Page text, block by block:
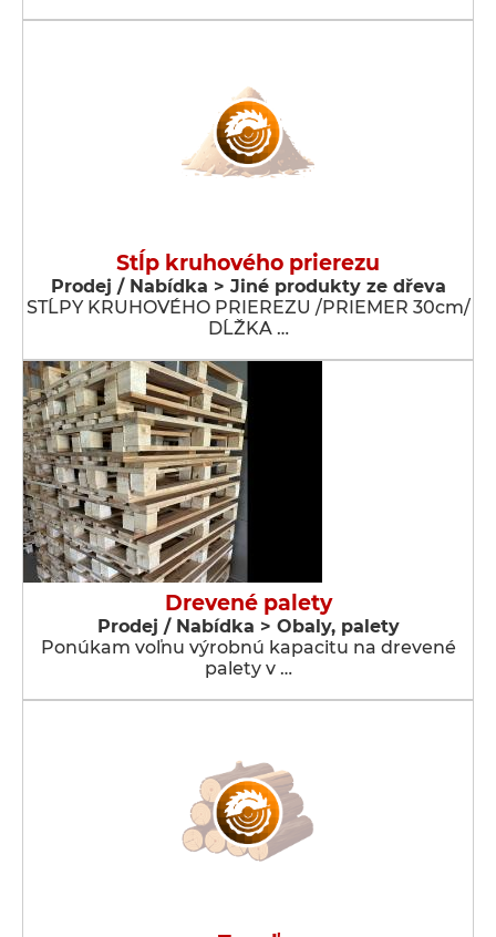
Stĺp kruhového prierezu
Prodej / Nabídka > Jiné produkty ze dřeva
STĹPY KRUHOVÉHO PRIEREZU /PRIEMER 30cm/
DĹŽKA …
Drevené palety
Prodej / Nabídka > Obaly, palety
Ponúkam voľnu výrobnú kapacitu na drevené
palety v …